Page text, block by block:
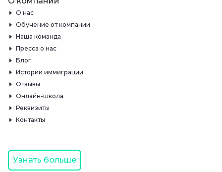
О нас
Обучение от компании
Наша команда
Пресса о нас
Блог
Истории иммиграции
Отзывы
Онлайн-школа
Реквизиты
Контакты
Узнать больше